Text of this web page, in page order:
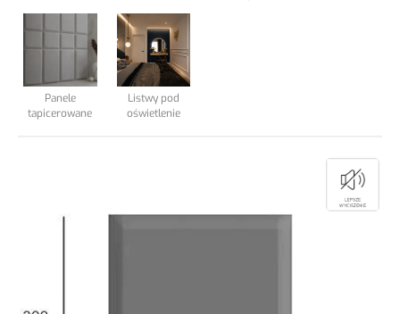
Podkłady podłogowe
Elewacja Taras
Blog
Panele
tapicerowane
Listwy pod
oświetlenie